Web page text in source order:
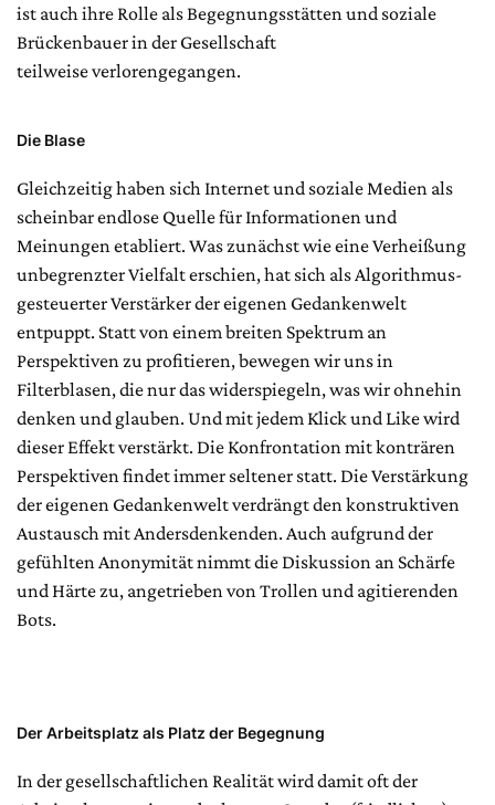
ist auch ihre Rolle als Begegnungsstätten und soziale
Brückenbauer in der Gesellschaft
teilweise verlorengegangen.
Die Blase
Gleichzeitig haben sich Internet und soziale Medien als
scheinbar endlose Quelle für Informationen und
Meinungen etabliert. Was zunächst wie eine Verheißung
unbegrenzter Vielfalt erschien, hat sich als Algorithmus-
gesteuerter Verstärker der eigenen Gedankenwelt
entpuppt. Statt von einem breiten Spektrum an
Perspektiven zu profitieren, bewegen wir uns in
Filterblasen, die nur das widerspiegeln, was wir ohnehin
denken und glauben. Und mit jedem Klick und Like wird
dieser Effekt verstärkt. Die Konfrontation mit konträren
Perspektiven findet immer seltener statt. Die Verstärkung
der eigenen Gedankenwelt verdrängt den konstruktiven
Austausch mit Andersdenkenden. Auch aufgrund der
gefühlten Anonymität nimmt die Diskussion an Schärfe
und Härte zu, angetrieben von Trollen und agitierenden
Bots.
Der Arbeitsplatz als Platz der Begegnung
In der gesellschaftlichen Realität wird damit oft der